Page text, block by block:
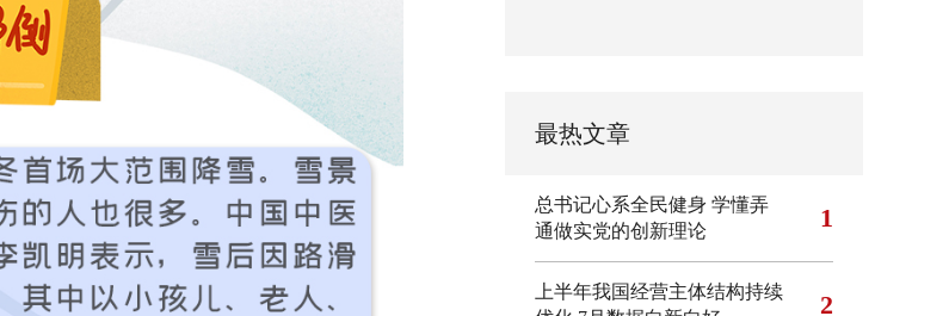
最热文章
总书记心系全民健身 学懂弄
通做实党的创新理论
1
上半年我国经营主体结构持续
2